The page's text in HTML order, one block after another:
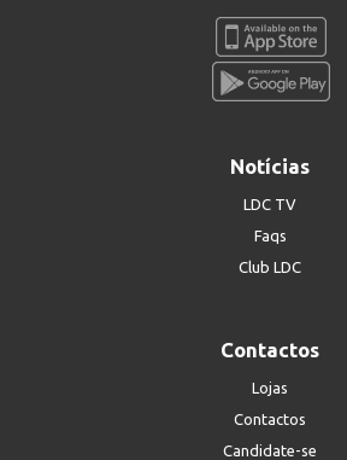
Notícias
LDC TV
Faqs
Club LDC
Contactos
Lojas
Contactos
Candidate-se